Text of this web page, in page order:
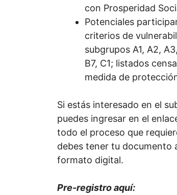
con Prosperidad
Potenciales
criterios de
subgrupos A1, A2,
B7, C1; listados
medida de
Si estás interesado en el
puedes ingresar en el
todo el proceso que
debes tener tu documento
formato digital.
Pre-registro aquí: